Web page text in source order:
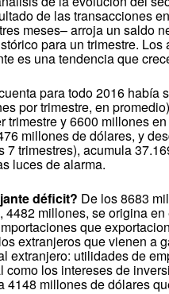
de las transacciones
meses– arroja un saldo
para un trimestre.
es una tendencia que
para todo 2016 había
por trimestre, en
trimestre y 6600 millones
millones de dólares, y
7 trimestres), acumula
luces de alarma.
déficit? De los 8683
4482 millones, se origina
que
extranjeros que vienen a
extranjero: utilidades de
como los intereses de
4148 millones de dólares